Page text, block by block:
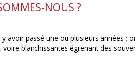
NOUS ?
avoir passé une ou plusieurs années ;
blanchissantes égrenant des